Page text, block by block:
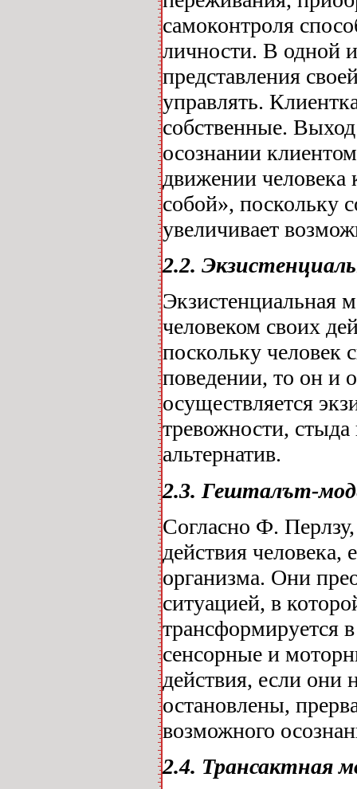
самоконтроля
личности. В одной
представления
управлять.
собственные.
осознании
движении человека
собой», поскольку
увеличивает
2.2.
Экзистенциальная
человеком своих
поскольку человек
поведении, то он и
осуществляется
тревожности,
альтернатив.
2.3. Гешталът-
Согласно Ф.
действия
организма. Они
ситуацией, в
трансформируется
сенсорные и
действия, если они
остановлены,
возможного
2.4. Трансактная